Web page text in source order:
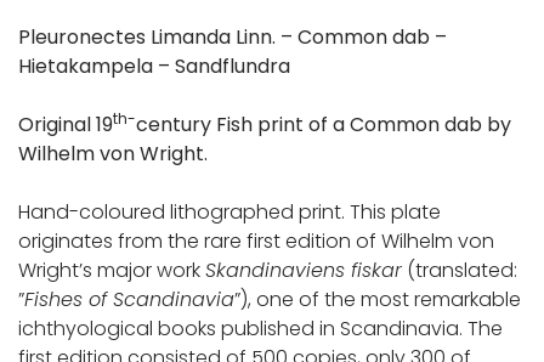
Pleuronectes Limanda Linn. – Common dab –
Hietakampela – Sandflundra
Original 19th-century Fish print of a Common dab by
Wilhelm von Wright.
Hand-coloured lithographed print. This plate
originates from the rare first edition of Wilhelm von
Wright’s major workSkandinaviens fiskar (translated:
”Fishes of Scandinavia”), one of the most remarkable
ichthyological books published in Scandinavia. The